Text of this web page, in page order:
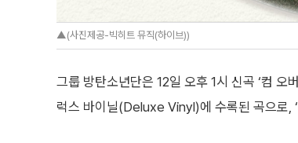
▲(사진제공-빅히트 뮤직(하이브))
그룹 방탄소년단은 12일 오후 1시 신곡 ‘컴 오
럭스 바이닐(Deluxe Vinyl)에 수록된 곡으로,